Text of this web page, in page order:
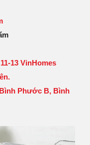
13 VinHomes
Phước B, Bình